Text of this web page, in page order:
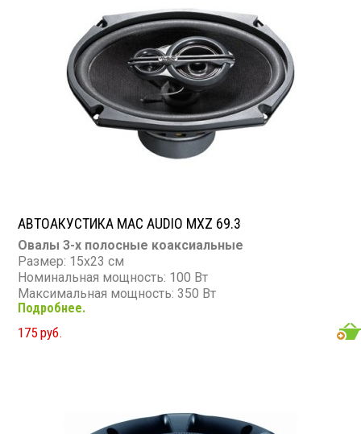
АВТОАКУСТИКА MAC AUDIO MXZ 69.3
Овалы 3-х полосные коаксиальные
Размер: 15х23 см
Номинальная мощность: 100 Вт
Максимальная мощность: 350 Вт
Диапазон частот: 32 - 24 000 Гц
Чувствительность: 90 дБ
Сопротивление: 4 Ом
Подробнее.
175 руб.